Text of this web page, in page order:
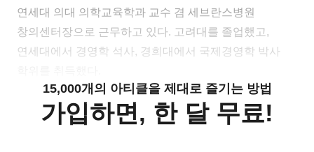
연세대 의대 의학교육학과 교수 겸 세브란스병원
창의센터장으로 근무하고 있다. 고려대를 졸업했고,
연세대에서 경영학 석사, 경희대에서 국제경영학 박사
15,000개의 아티클을 제대로 즐기는 방법
가입하면, 한 달 무료!